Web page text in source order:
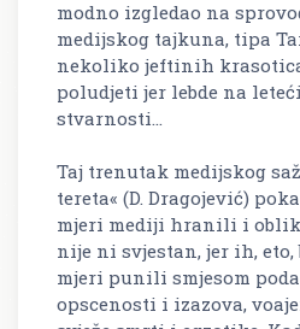
modno izgledao na
medijskog tajkuna, tipa
nekoliko jeftinih
poludjeti jer lebde na
stvarnosti...
Taj trenutak medijskog
tereta« (D. Dragojević)
mjeri mediji hranili i
nije ni svjestan, jer ih, eto,
mjeri punili smjesom
opscenosti i izazova,